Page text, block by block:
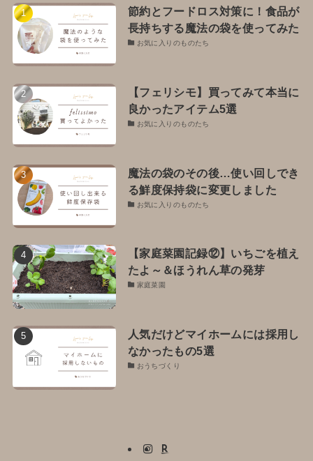
節約とフードロス対策に！食品が
長持ちする魔法の袋を使ってみた
お気に入りのものたち
【フェリシモ】買ってみて本当に
良かったアイテム5選
お気に入りのものたち
魔法の袋のその後…使い回しでき
る鮮度保持袋に変更しました
お気に入りのものたち
【家庭菜園記録⑫】いちごを植え
たよ～＆ほうれん草の発芽
家庭菜園
人気だけどマイホームには採用し
なかったもの5選
おうちづくり